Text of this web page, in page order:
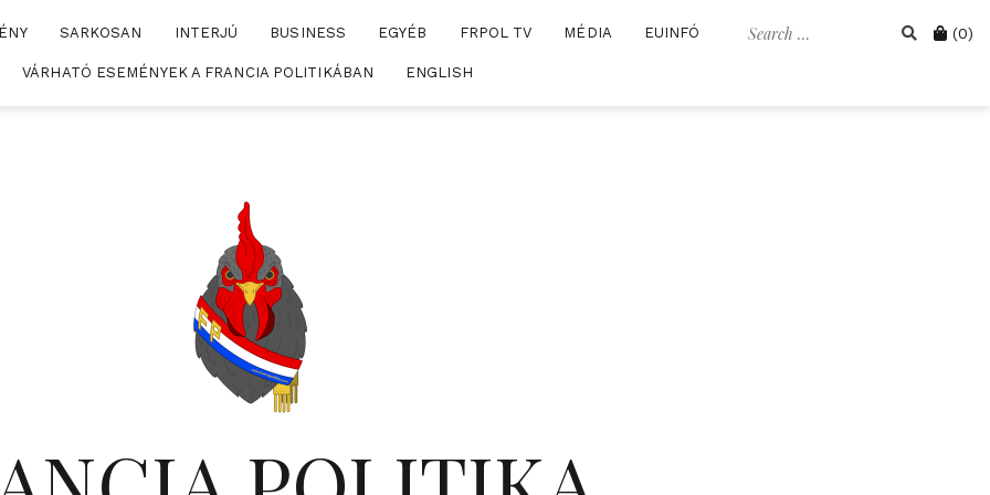
Search Cart
(0)
SARKOSAN INTERJÚ BUSINESS EGYÉB FRPOL TV MÉDIA EUINFÓ
VÁRHATÓ ESEMÉNYEK A FRANCIA POLITIKÁBAN ENGLISH